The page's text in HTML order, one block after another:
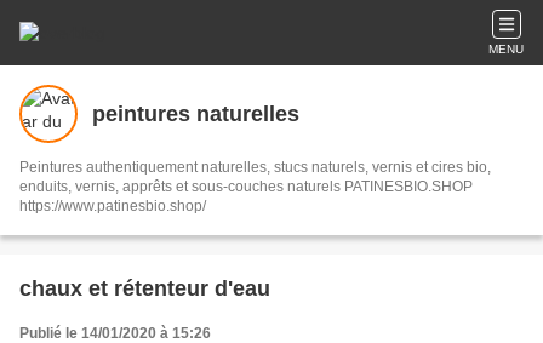
MENU
peintures naturelles
Peintures authentiquement naturelles, stucs naturels, vernis et cires bio,
enduits, vernis, apprêts et sous-couches naturels PATINESBIO.SHOP
https://www.patinesbio.shop/
chaux et rétenteur d'eau
Publié le 14/01/2020 à 15:26